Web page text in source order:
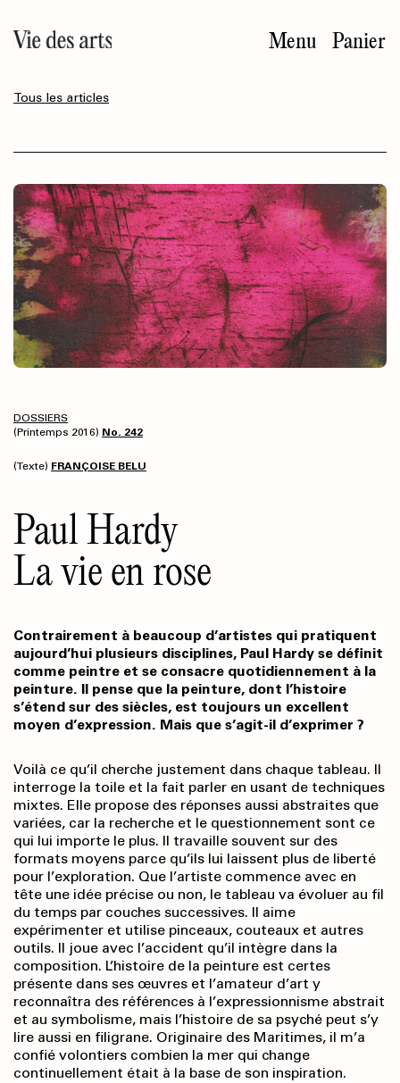
au
contenu
Menu Panier
Tous les articles
DOSSIERS
(Printemps 2016) No. 242
(Texte) FRANÇOISE BELU
Paul Hardy
La vie en rose
Contrairement à beaucoup d’artistes qui pratiquent
aujourd’hui plusieurs disciplines, Paul Hardy se définit
comme peintre et se consacre quotidiennement à la
peinture. Il pense que la peinture, dont l’histoire
s’étend sur des siècles, est toujours un excellent
moyen d’expression. Mais que s’agit-il d’exprimer ?
Voilà ce qu’il cherche justement dans chaque tableau. Il
interroge la toile et la fait parler en usant de techniques
mixtes. Elle propose des réponses aussi abstraites que
variées, car la recherche et le questionnement sont ce
qui lui importe le plus. Il travaille souvent sur des
formats moyens parce qu’ils lui laissent plus de liberté
pour l’exploration. Que l’artiste commence avec en
tête une idée précise ou non, le tableau va évoluer au fil
du temps par couches successives. Il aime
expérimenter et utilise pinceaux, couteaux et autres
outils. Il joue avec l’accident qu’il intègre dans la
composition. L’histoire de la peinture est certes
présente dans ses œuvres et l’amateur d’art y
reconnaîtra des références à l’expressionnisme abstrait
et au symbolisme, mais l’histoire de sa psyché peut s’y
lire aussi en filigrane. Originaire des Maritimes, il m’a
confié volontiers combien la mer qui change
continuellement était à la base de son inspiration.